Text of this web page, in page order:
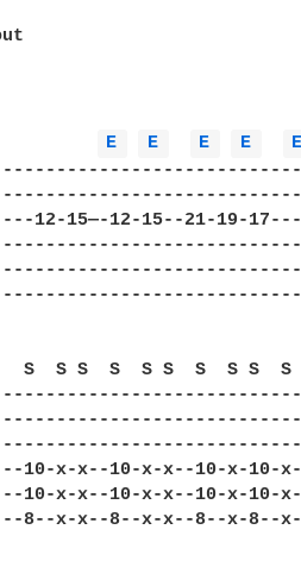
E E E E
12-15—-12-15--21-19-
S  S S  S  S S  S  S S  S
10-x-x--10-x-x--10-x-10-
10-x-x--10-x-x--10-x-10-
8--x-x--8--x-x--8--x-8--